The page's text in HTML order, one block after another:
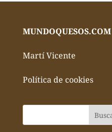
MUNDOQUESOS.COM
Martí Vicente
Política de cookies